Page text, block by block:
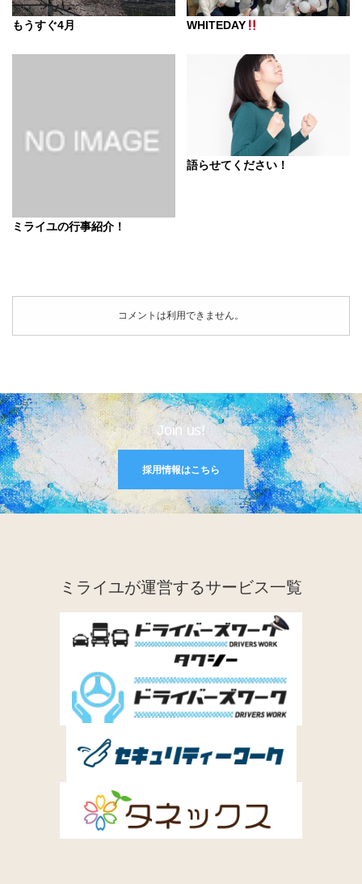
もうすぐ4月 WHITEDAY
ミライユの行事紹介！
語らせてください！
コメントは利用できません。
Join us!
採用情報はこちら
ミライユが運営するサービス一覧